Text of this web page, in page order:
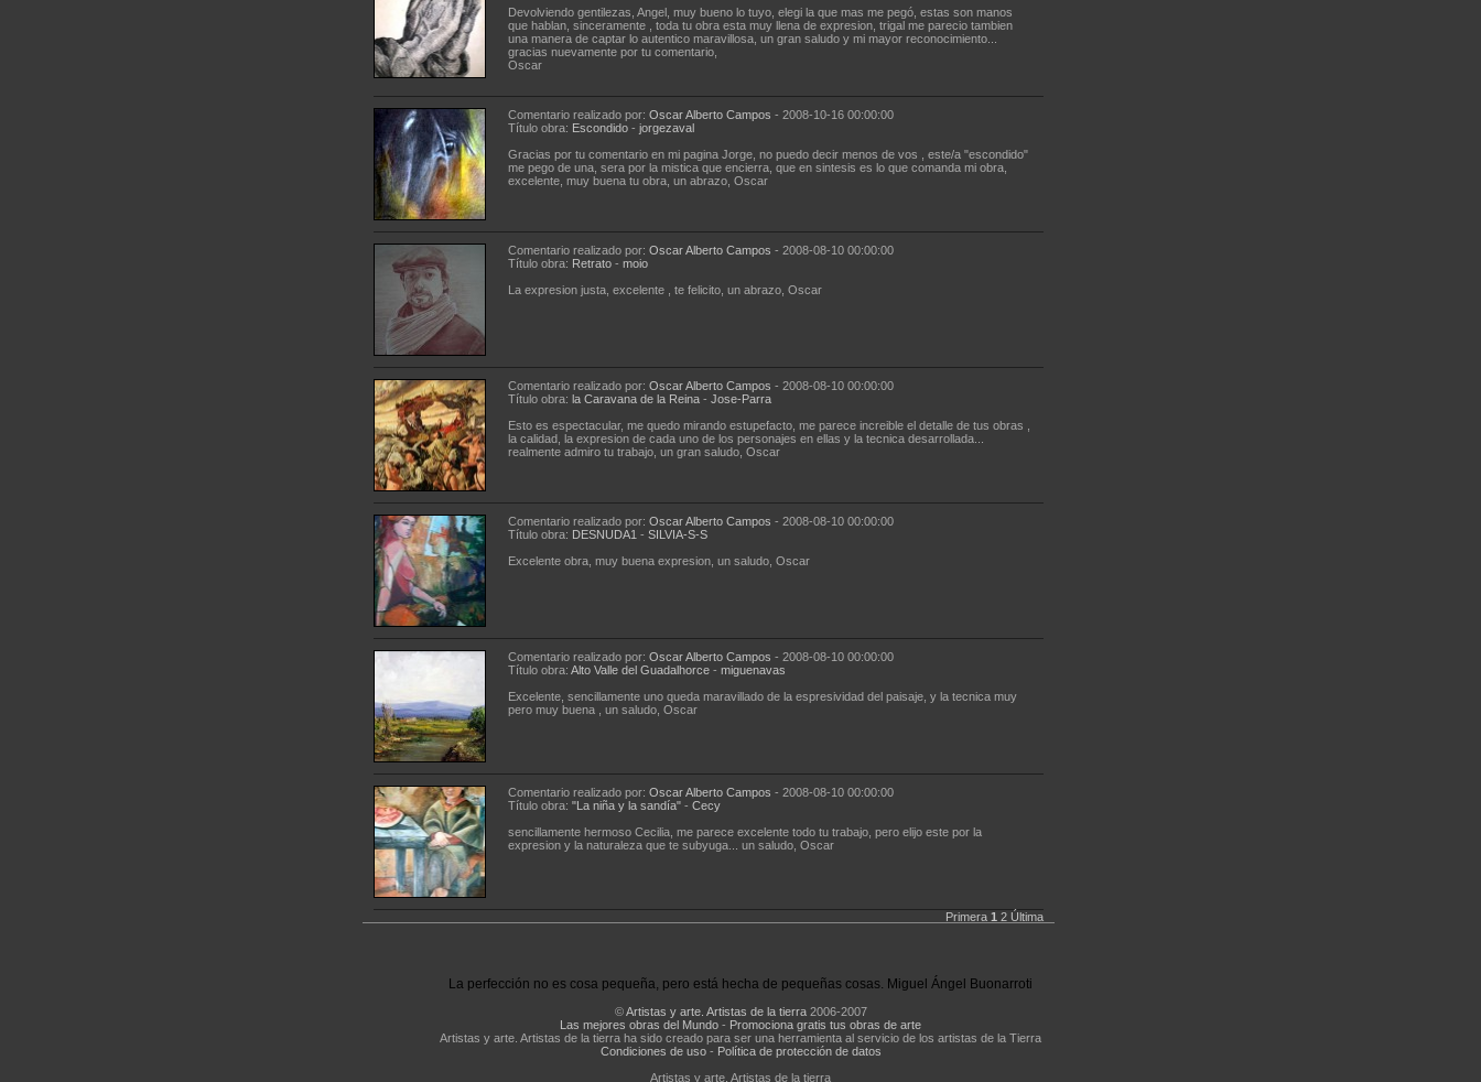
Devolviendo gentilezas, Angel, muy bueno lo tuyo, elegi la que mas me pegó, estas son manos
que hablan, sinceramente , toda tu obra esta muy llena de expresion, trigal me parecio tambien
una manera de captar lo autentico maravillosa, un gran saludo y mi mayor reconocimiento...
gracias nuevamente por tu comentario,
Oscar
Comentario realizado por: Oscar Alberto Campos - 2008-10-16 00:00:00
Título obra: Escondido- jorgezaval
Gracias por tu comentario en mi pagina Jorge, no puedo decir menos de vos , este/a "escondido"
me pego de una, sera por la mistica que encierra, que en sintesis es lo que comanda mi obra,
excelente, muy buena tu obra, un abrazo, Oscar
Comentario realizado por: Oscar Alberto Campos - 2008-08-10 00:00:00
Título obra: Retrato - moio
La expresion justa, excelente , te felicito, un abrazo, Oscar
Comentario realizado por: Oscar Alberto Campos - 2008-08-10 00:00:00
Título obra: la Caravana de la Reina- Jose-Parra
Esto es espectacular, me quedo mirando estupefacto, me parece increible el detalle de tus obras ,
la calidad, la expresion de cada uno de los personajes en ellas y la tecnica desarrollada...
realmente admiro tu trabajo, un gran saludo, Oscar
Comentario realizado por: Oscar Alberto Campos - 2008-08-10 00:00:00
Título obra: DESNUDA1 - SILVIA-S-S
Excelente obra, muy buena expresion, un saludo, Oscar
Comentario realizado por: Oscar Alberto Campos - 2008-08-10 00:00:00
Título obra: Alto Valle del Guadalhorce- miguenavas
Excelente, sencillamente uno queda maravillado de la espresividad del paisaje, y la tecnica muy
pero muy buena , un saludo, Oscar
Comentario realizado por: Oscar Alberto Campos - 2008-08-10 00:00:00
Título obra: "La niña y la sandía"- Cecy
sencillamente hermoso Cecilia, me parece excelente todo tu trabajo, pero elijo este por la
expresion y la naturaleza que te subyuga... un saludo, Oscar
Primera 1 2 Última
La perfección no es cosa pequeña, pero está hecha de pequeñas cosas. Miguel Ángel Buonarroti
©Artistas y arte. Artistas de la tierra2006-2007
Las mejores obras del Mundo - Promociona gratis tus obras de arte
Artistas y arte. Artistas de la tierra ha sido creado para ser una herramienta al servicio de los artistas de la Tierra
Condiciones de uso- Política de protección de datos
Artistas y arte. Artistas de la tierra